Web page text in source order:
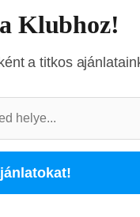
Keresés
Klubhoz!
a titkos